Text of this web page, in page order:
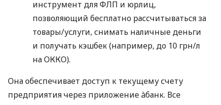
инструмент для ФЛП и юрлиц,
позволяющий бесплатно рассчитываться за
товары/услуги, снимать наличные деньги
и получать кэшбек (например, до 10 грн/л
на ОККО).
Она обеспечивает доступ к текущему счету
предприятия через приложение àбанк. Все